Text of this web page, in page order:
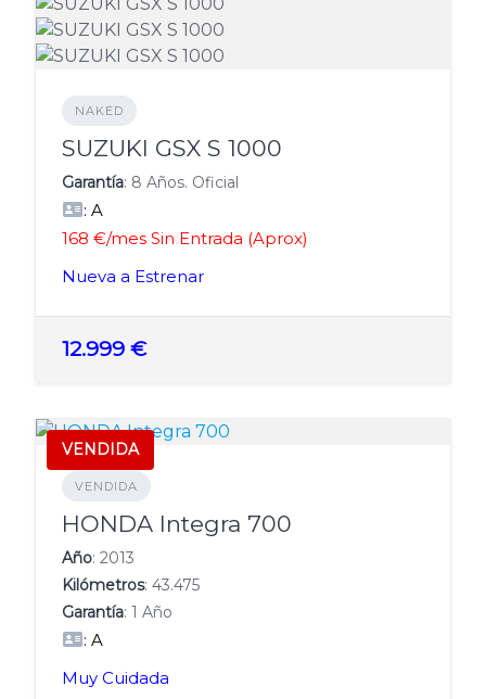
NAKED
SUZUKI GSX S 1000
Garantía: 8 Años. Oficial
: A
168 €/mes Sin Entrada (Aprox)
Nueva a Estrenar
12.999 €
VENDIDA
VENDIDA
HONDA Integra 700
Año: 2013
Kilómetros: 43.475
Garantía: 1 Año
: A
Muy Cuidada